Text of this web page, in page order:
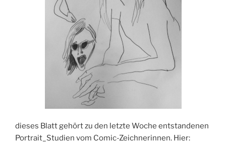
dieses Blatt gehört zu den letzte Woche entstandenen
Portrait_Studien vom Comic-Zeichnerinnen. Hier: